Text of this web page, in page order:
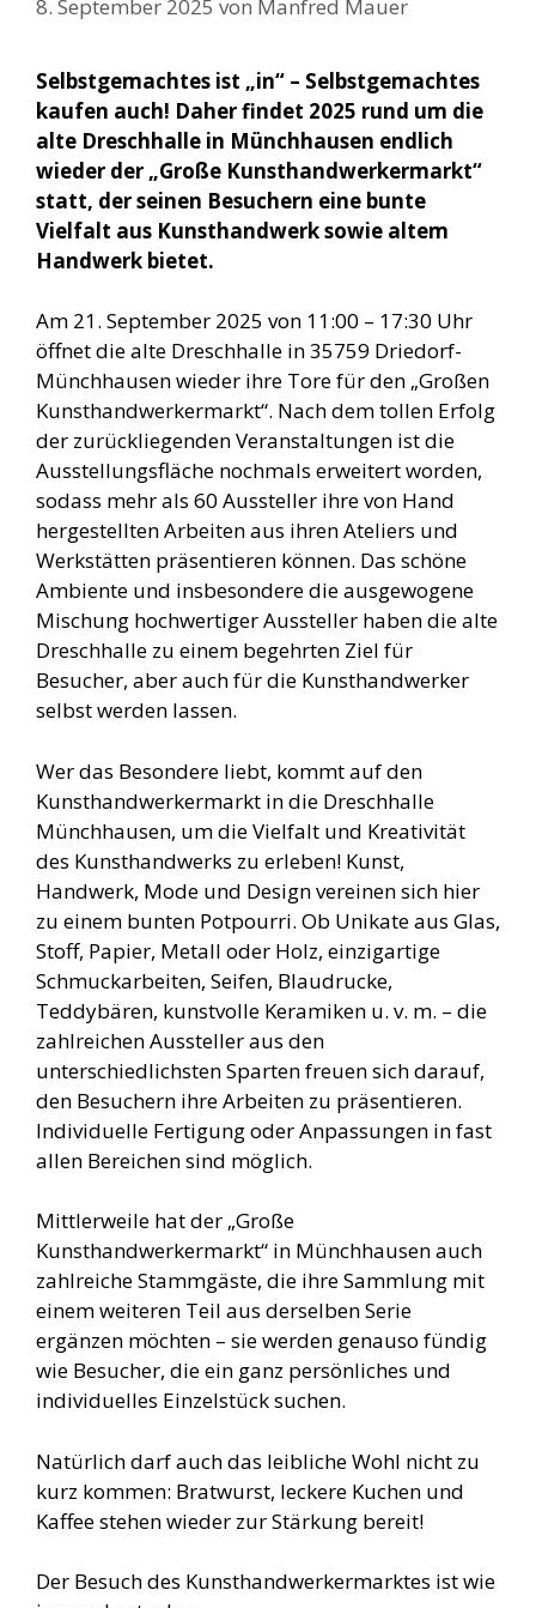
8. September 2025 von Manfred Mauer
Selbstgemachtes ist „in“ – Selbstgemachtes
kaufen auch! Daher findet 2025 rund um die
alte Dreschhalle in Münchhausen endlich
wieder der „Große Kunsthandwerkermarkt“
statt, der seinen Besuchern eine bunte
Vielfalt aus Kunsthandwerk sowie altem
Handwerk bietet.
Am 21. September 2025 von 11:00 – 17:30 Uhr
öffnet die alte Dreschhalle in 35759 Driedorf-
Münchhausen wieder ihre Tore für den „Großen
Kunsthandwerkermarkt“. Nach dem tollen Erfolg
der zurückliegenden Veranstaltungen ist die
Ausstellungsfläche nochmals erweitert worden,
sodass mehr als 60 Aussteller ihre von Hand
hergestellten Arbeiten aus ihren Ateliers und
Werkstätten präsentieren können. Das schöne
Ambiente und insbesondere die ausgewogene
Mischung hochwertiger Aussteller haben die alte
Dreschhalle zu einem begehrten Ziel für
Besucher, aber auch für die Kunsthandwerker
selbst werden lassen.
Wer das Besondere liebt, kommt auf den
Kunsthandwerkermarkt in die Dreschhalle
Münchhausen, um die Vielfalt und Kreativität
des Kunsthandwerks zu erleben! Kunst,
Handwerk, Mode und Design vereinen sich hier
zu einem bunten Potpourri. Ob Unikate aus Glas,
Stoff, Papier, Metall oder Holz, einzigartige
Schmuckarbeiten, Seifen, Blaudrucke,
Teddybären, kunstvolle Keramiken u. v. m. – die
zahlreichen Aussteller aus den
unterschiedlichsten Sparten freuen sich darauf,
den Besuchern ihre Arbeiten zu präsentieren.
Individuelle Fertigung oder Anpassungen in fast
allen Bereichen sind möglich.
Mittlerweile hat der „Große
Kunsthandwerkermarkt“ in Münchhausen auch
zahlreiche Stammgäste, die ihre Sammlung mit
einem weiteren Teil aus derselben Serie
ergänzen möchten – sie werden genauso fündig
wie Besucher, die ein ganz persönliches und
individuelles Einzelstück suchen.
Natürlich darf auch das leibliche Wohl nicht zu
kurz kommen: Bratwurst, leckere Kuchen und
Kaffee stehen wieder zur Stärkung bereit!
Der Besuch des Kunsthandwerkermarktes ist wie